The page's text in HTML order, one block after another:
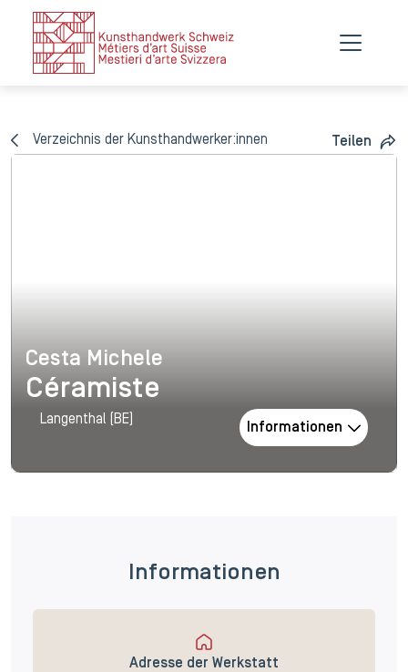
Verzeichnis der Kunsthandwerker:innen Teilen
Cesta Michele
Cesta Michele
Céramiste
Langenthal (BE)
Informationen
Informationen
Adresse der Werkstatt